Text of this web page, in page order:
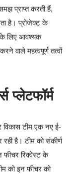
प्राप्त करती हैं,
है। प्रोजेक्ट के
के लिए आवश्यक
वाले महत्वपूर्ण तत्वों
प्लेटफॉर्म
टीम एक नए ई-
है। टीम को संकीर्ण
फीचर रिक्वेस्ट के
को इन फीचर को